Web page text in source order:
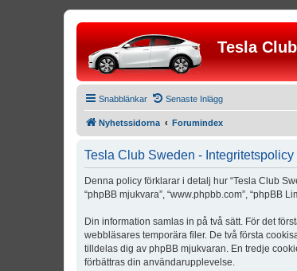
Tesla
Snabblänkar Senaste Inlägg
Nyhetssidorna Forumindex
Tesla Club Sweden - Integritetspolicy
Denna policy förklarar i detalj hur “Tesla Club
“phpBB mjukvara”, “www.phpbb.com”, “phpBB
Din information samlas in på två sätt. För det
webbläsares temporära filer. De två första
tilldelas dig av phpBB mjukvaran. En tredje
förbättras din användarupplevelse.